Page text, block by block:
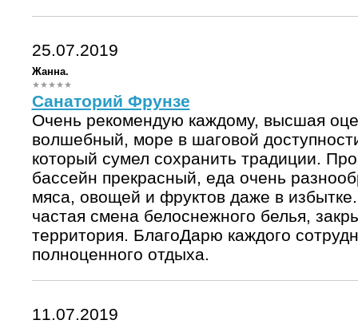
25.07.2019
Жанна.
Санаторий Фрунзе
Очень рекомендую каждому, высшая
волшебный, море в шаговой
который сумел сохранить традиции.
бассейн прекрасный, еда очень
мяса, овощей и фруктов даже в
частая смена белоснежного белья,
территория. БлагоДарю каждого
полноценного отдыха.
11.07.2019